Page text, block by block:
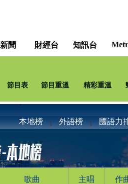
新聞 財經台 知訊台
節目表 節目重溫 精彩重溫
本地榜 外語榜 國語力
歌曲 主唱 作